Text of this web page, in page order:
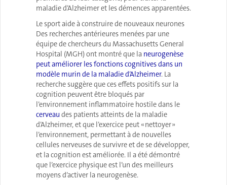
maladie d’Alzheimer et les démences apparentées.
Le sport aide à construire de nouveaux neurones
Des recherches antérieures menées par une
équipe de chercheurs du Massachusetts General
Hospital (MGH) ont montré que la neurogenèse
peut améliorer les fonctions cognitives dans un
modèle murin de la maladie d’Alzheimer. La
recherche suggère que ces effets positifs sur la
cognition peuvent être bloqués par
l’environnement inflammatoire hostile dans le
cerveau des patients atteints de la maladie
d’Alzheimer, et que l’exercice peut « nettoyer »
l’environnement, permettant à de nouvelles
cellules nerveuses de survivre et de se développer,
et la cognition est améliorée. Il a été démontré
que l’exercice physique est l’un des meilleurs
moyens d’activer la neurogenèse.